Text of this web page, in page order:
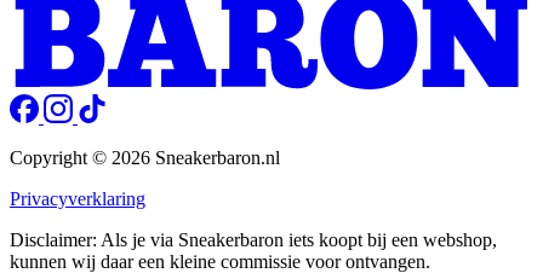
Copyright © 2026 Sneakerbaron.nl
Privacyverklaring
Disclaimer: Als je via Sneakerbaron iets koopt bij een webshop,
kunnen wij daar een kleine commissie voor ontvangen.